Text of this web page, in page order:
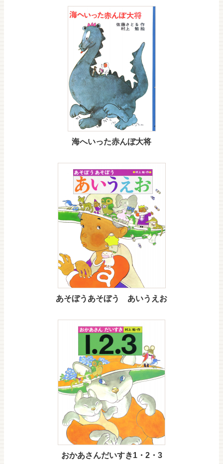
海へいった赤んぼ大将
あそぼうあそぼう あいうえお
おかあさんだいすき1・2・3